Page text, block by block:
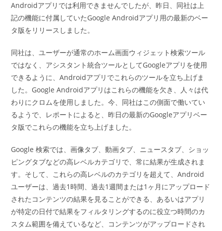
Androidアプリでは利用できませんでしたが、昨日、同社は上
記の機能に付属していたGoogle Androidアプリ用の最新のベー
タ版をリリースしました。
同社は、ユーザーが通常のホーム画面ウィジェット検索ツール
ではなく、アシスタント統合ツールとしてGoogleアプリを使用
できるように、Androidアプリでこれらのツールを立ち上げま
した。Google Androidアプリはこれらの機能を欠き、人々は代
わりにクロムを使用しました。今、同社はこの側面で働いてい
るようで、レポートによると、昨日の最新のGoogleアプリベー
タ版でこれらの機能を立ち上げました。
Google 検索では、画像タブ、動画タブ、ニュースタブ、ショッ
ピングタブなどの高レベルカテゴリで、常に結果が生成されま
す。そして、これらの高レベルのカテゴリを超えて、Android
ユーザーは、過去1時間、過去1週間または1ヶ月にアップロード
されたコンテンツの結果を見ることができる、あるいはアプリ
が特定の日付で結果をフィルタリングするのに役立つ時間のカ
スタム範囲を備えているなど、コンテンツがアップロードされ